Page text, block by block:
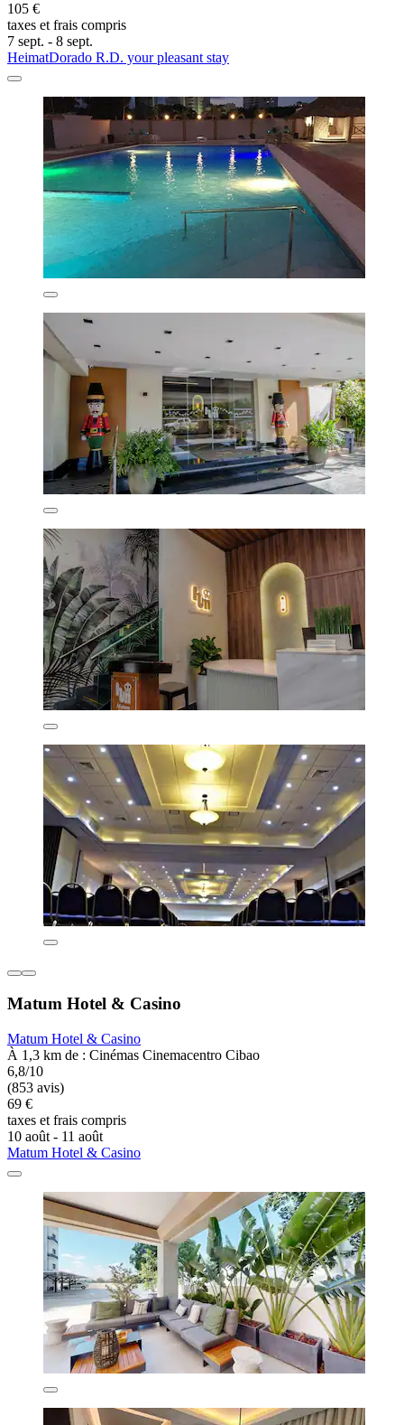
105 €
taxes et frais compris
7 sept. - 8 sept.
HeimatDorado R.D. your pleasant stay
Matum Hotel & Casino
Matum Hotel & Casino
À 1,3 km de : Cinémas Cinemacentro Cibao
6,8/10
(853 avis)
69 €
taxes et frais compris
10 août - 11 août
Matum Hotel & Casino